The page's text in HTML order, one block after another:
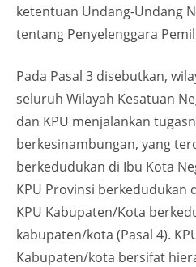
ketentuan Undang-Undang
tentang Penyelenggara
Pada Pasal 3 disebutkan,
seluruh Wilayah Kesatuan
dan KPU menjalankan
berkesinambungan, yang
berkedudukan di Ibu Kota
KPU Provinsi berkedudukan
KPU Kabupaten/Kota
kabupaten/kota (Pasal 4).
Kabupaten/kota bersifat